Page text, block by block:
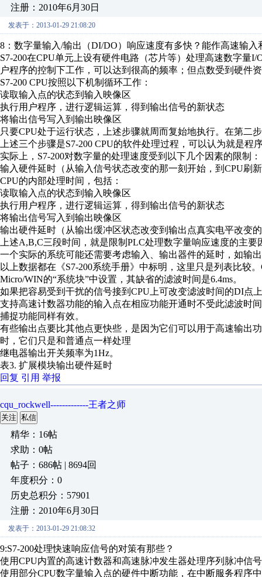
注册：2010年6月30日
发表于：2013-01-29 21:08:20
8：数字量输入/输出（DI/DO）响应速度有多快？能作高速输入
S7-200在CPU单元上设有硬件电路（芯片等）处理高速数字量
户程序的控制下工作，可以达到很高的频率；但点数受到硬件
S7-200 CPU按照以下机制循环工作：
读取输入点的状态到输入映像区
执行用户程序，进行逻辑运算，得到输出信号的新状态
将输出信号写入到输出映像区
只要CPU处于运行状态，上述步骤就周而复始地执行。在第二
上述三个步骤是S7-200 CPU的软件处理过程，可以认为就是程
实际上，S7-200对数字量的处理速度受到以下几个因素的限制：
输入硬件延时（从输入信号状态改变的那一刻开始，到CPU刷
CPU的内部处理时间，包括：
读取输入点的状态到输入映像区
执行用户程序，进行逻辑运算，得到输出信号的新状态
将输出信号写入到输出映像区
输出硬件延时（从输出缓冲区状态改变到输出点真实电平改变
上述A,B,C三段时间，就是限制PLC处理数字量响应速度的主要
一个实际的系统可能还需要考虑输入、输出器件的延时，如输
以上数据都在《S7-200系统手册》中标明，这里只是列表比较
Micro/WIN的“系统块”中设置，其缺省的滤波时间是6.4ms。
如果把容易受到干扰的信号接到CPU上可改变滤波时间的DI点
支持高速计数器功能的输入点在相应功能开通时不受此滤波时
捕捉功能同样有效。
有些输出点要比其他点更快些，是因为它们可以用于高速输出
时，它们只是和普通点一样处理
继电器输出开关频率为1Hz。
表3. 扩展模块输出硬件延时
回复 引用 举报
cqu_rockwell-------------王者之师
关注 私信
精华：16帖
求助：0帖
帖子：686帖 | 8694回
年度积分：0
历史总积分：57901
注册：2010年6月30日
发表于：2013-01-29 21:08:32
9:S7-200处理快速响应信号的对策有那些？
使用CPU内置的高速计数器和高速脉冲发生器处理序列脉冲信号
使用部分CPU数字量输入点的硬件中断功能，在中断服务程序